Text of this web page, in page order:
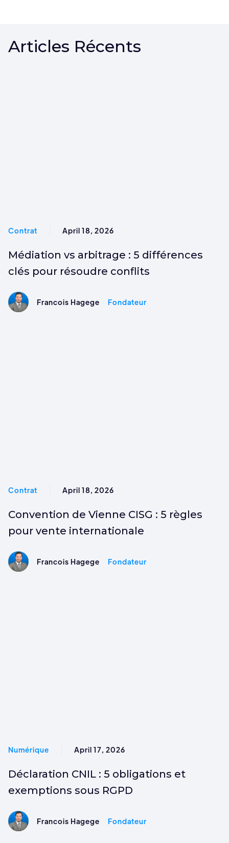
Articles Récents
Contrat April 18, 2026
Médiation vs arbitrage : 5 différences
clés pour résoudre conflits
Francois Hagege Fondateur
Contrat April 18, 2026
Convention de Vienne CISG : 5 règles
pour vente internationale
Francois Hagege Fondateur
Numérique April 17, 2026
Déclaration CNIL : 5 obligations et
exemptions sous RGPD
Francois Hagege Fondateur